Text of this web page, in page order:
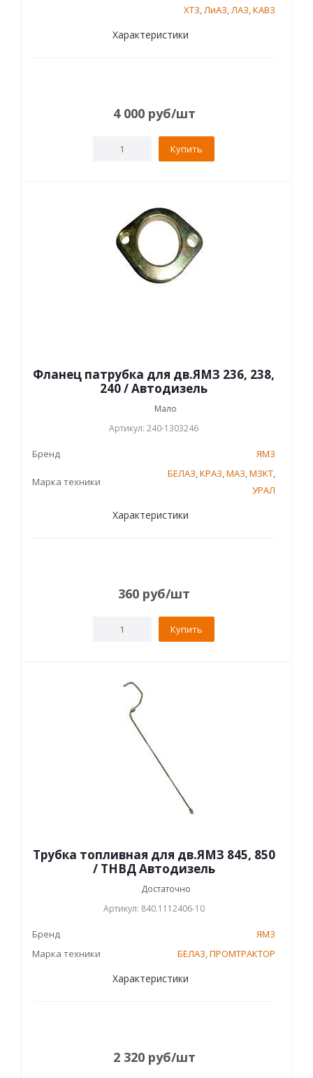
ХТЗ,ЛиАЗ,ЛАЗ,КАВЗ
Характеристики
4 000руб/шт
Купить
Фланец патрубка для дв.ЯМЗ 236, 238,
240 / Автодизель
Мало
Артикул: 240-1303246
Бренд ЯМЗ
Марка техники
БЕЛАЗ,КРАЗ,МАЗ,МЗКТ,
УРАЛ
Характеристики
360 руб/шт
Купить
Трубка топливная для дв.ЯМЗ 845, 850
/ ТНВД Автодизель
Достаточно
Артикул: 840.1112406-10
Бренд
ЯМЗ
Марка техники
БЕЛАЗ,ПРОМТРАКТОР
Характеристики
2 320руб/шт